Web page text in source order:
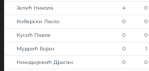
Јелић Никола 4 0
Коберски Ласло 0 0
Кусић Павле 0 0
Мудрић Бојан 0 1
Никодијевић Драган 0 0